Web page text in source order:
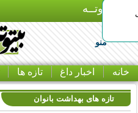
بـیتوتــه
منو
خانه اخبار داغ تازه ها
تازه های بهداشت بانوان